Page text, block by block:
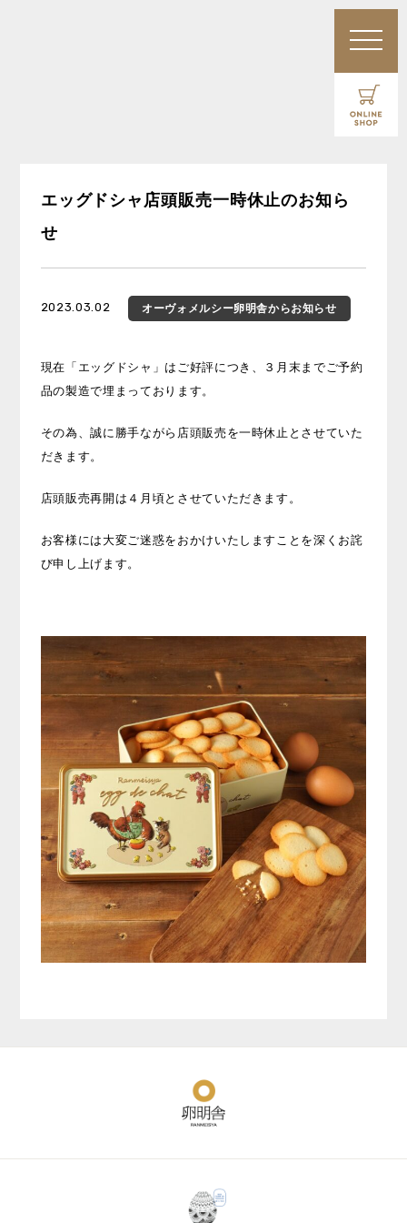
エッグドシャ店頭販売一時休止のお知ら
せ
2023.03.02 オーヴォ メルシー卵明舎からお知らせ
現在「エッグドシャ」はご好評につき、３月末までご予約
品の製造で埋まっております。
その為、誠に勝手ながら店頭販売を一時休止とさせていた
だきます。
店頭販売再開は４月頃とさせていただきます。
お客様には大変ご迷惑をおかけいたしますことを深くお詫
び申し上げます。